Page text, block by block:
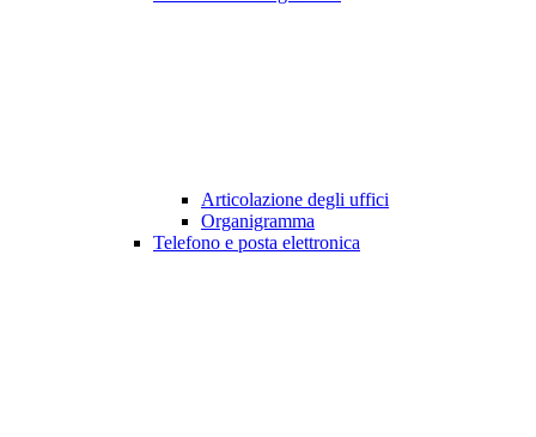
Articolazione degli uffici
Organigramma
Telefono e posta elettronica